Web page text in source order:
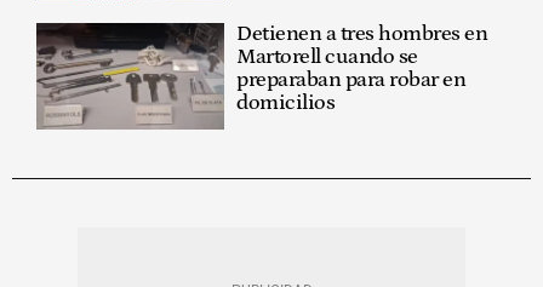
Detienen a tres hombres en
Martorell cuando se
preparaban para robar en
domicilios